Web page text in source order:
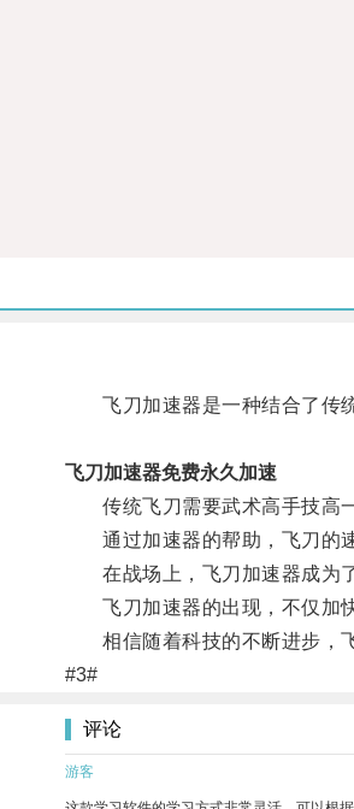
飞刀加速器是一种结合了传统
飞刀加速器免费永久加速
传统飞刀需要武术高手技高一
通过加速器的帮助，飞刀的速
在战场上，飞刀加速器成为了
飞刀加速器的出现，不仅加快
相信随着科技的不断进步，飞
#3#
评论
游客